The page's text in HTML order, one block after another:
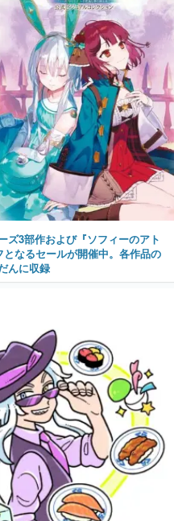
ズ3部作および『ソフィーのアト
なるセールが開催中。各作品の
んに収録